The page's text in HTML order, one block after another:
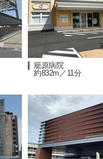
籠原病院
約832m／11分